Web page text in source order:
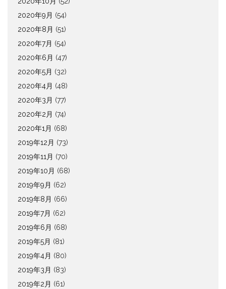
2020年9月 (54)
2020年8月 (51)
2020年7月 (54)
2020年6月 (47)
2020年5月 (32)
2020年4月 (48)
2020年3月 (77)
2020年2月 (74)
2020年1月 (68)
2019年12月 (73)
2019年11月 (70)
2019年10月 (68)
2019年9月 (62)
2019年8月 (66)
2019年7月 (62)
2019年6月 (68)
2019年5月 (81)
2019年4月 (80)
2019年3月 (83)
2019年2月 (61)